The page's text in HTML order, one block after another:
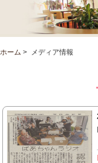
ホーム > メディア情報